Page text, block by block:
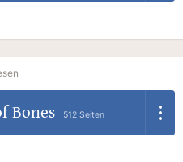
Bones 512 Seiten